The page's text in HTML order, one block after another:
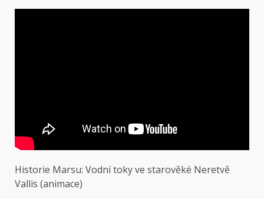
Historie Marsu: Vodní toky ve starověké Neretvě
Vallis (animace)